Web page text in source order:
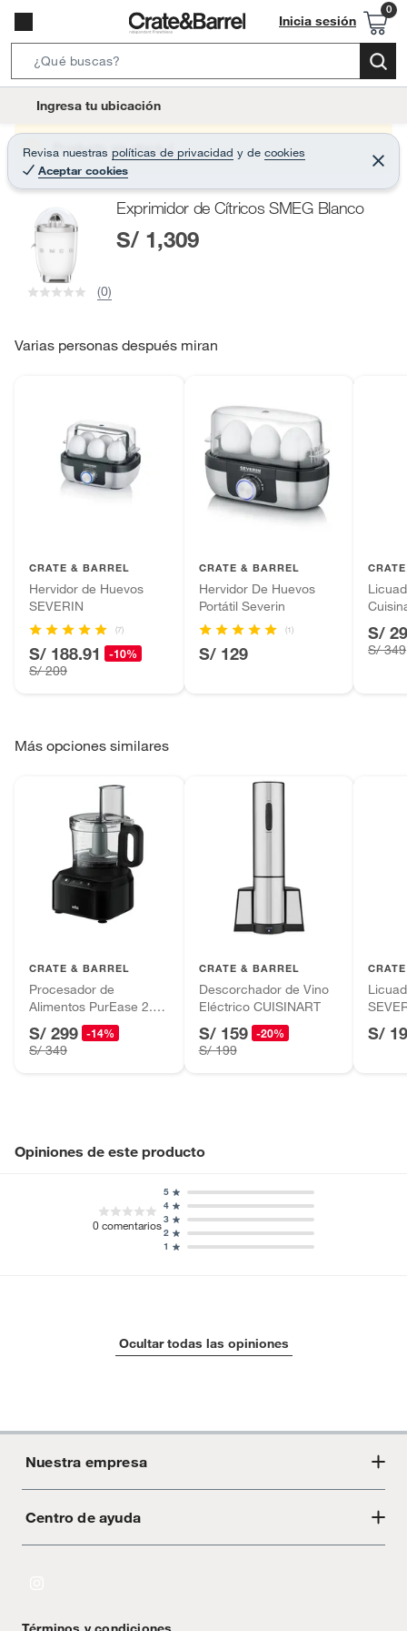
Inicia sesión
e
r
c
B
t
o
Ingresa tu ubicación
Revisa nuestras políticas de privacidad y de cookies
Aceptar cookies
C
e
r
Producto sin stock :(
Exprimidor de Cítricos SMEG Blanco
S/ 1,309
(0)
Varias personas después miran
CRATE & BARREL
Hervidor de Huevos
SEVERIN
(7)
S/ 188.91 -10%
S/ 209
CRATE & BARREL
Hervidor De Huevos
Portátil Severin
(1)
S/ 129
S/
S/ 349
Más opciones similares
CRATE & BARREL
Procesador de
Alimentos PurEase 2.1L
BRAUN
S/ 299 -14%
S/ 349
CRATE & BARREL
Descorchador de Vino
Eléctrico CUISINART
S/ 159 -20%
S/ 199
S/
Opiniones de este producto
0comentarios
1
2
3
4
5
Ocultar todas las opiniones
Nuestra empresa
Acerca de Crate
Centro de ayuda